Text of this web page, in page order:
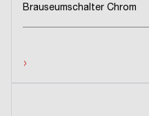
Brauseumschalter Chrom
›